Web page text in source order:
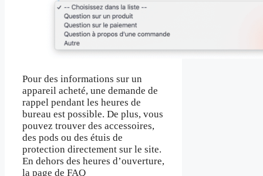
Pour des informations sur un
appareil acheté, une demande de
rappel pendant les heures de
bureau est possible. De plus, vous
pouvez trouver des accessoires,
des pods ou des étuis de
protection directement sur le site.
En dehors des heures d’ouverture,
la page de FAQ